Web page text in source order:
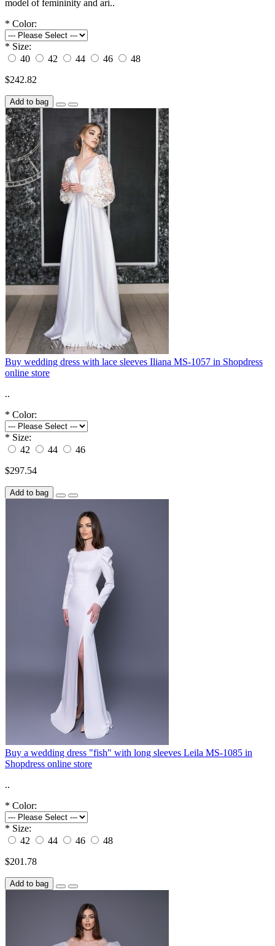
model of femininity and ari..
* Color:
* Size:
40
42 44 46
48
$242.82
Add to bag
Buy wedding dress with lace sleeves Iliana MS-1057 in Shopdress
online store
..
* Color:
* Size:
42
44
46
$297.54
Add to bag
Buy a wedding dress "fish" with long sleeves Leila MS-1085 in
Shopdress online store
..
* Color:
* Size:
42
44 46
48
$201.78
Add to bag